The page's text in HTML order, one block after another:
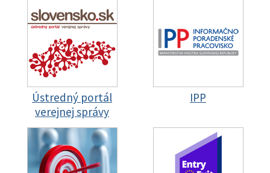
Ústredný portál
verejnej správy
IPP